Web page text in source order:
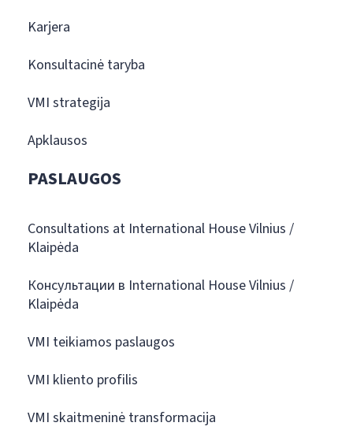
Karjera
Konsultacinė taryba
VMI strategija
Apklausos
PASLAUGOS
Consultations at International House Vilnius /
Klaipėda
Консультации в International House Vilnius /
Klaipėda
VMI teikiamos paslaugos
VMI kliento profilis
VMI skaitmeninė transformacija